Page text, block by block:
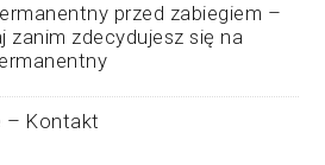
przed zabiegiem –
zanim zdecydujesz się na
– Kontakt